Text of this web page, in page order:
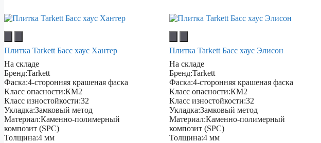
Плитка Tarkett Басс хаус Хантер
На складе
Бренд:Tarkett
Фаска:4-сторонняя крашеная фаска
Класс опасности:КМ2
Класс изностойкости:32
Укладка:Замковый метод
Материал:Каменно-полимерный
композит (SPC)
Толщина:4 мм
Плитка Tarkett Басс хаус Элисон
На складе
Бренд:Tarkett
Фаска:4-сторонняя крашеная фаска
Класс опасности:КМ2
Класс изностойкости:32
Укладка:Замковый метод
Материал:Каменно-полимерный
композит (SPC)
Толщина:4 мм